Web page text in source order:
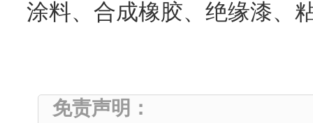
涂料、合成橡胶、绝缘漆、
免责声明：